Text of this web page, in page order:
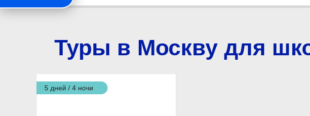
Туры в Москву для
5 дней / 4 ночи